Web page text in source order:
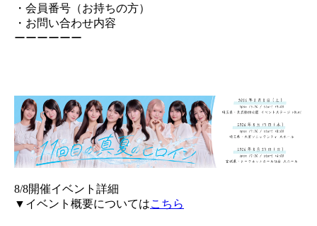
・会員番号（お持ちの方）
・お問い合わせ内容
ーーーーーー
8/8開催イベント詳細
▼イベント概要についてはこちら